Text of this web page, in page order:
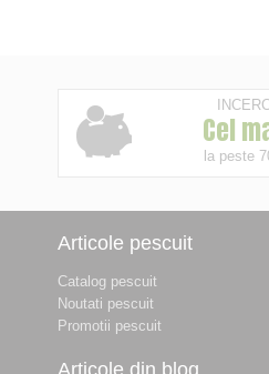
Cel
la peste
Articole pescuit
Catalog pescuit
Noutati pescuit
Promotii pescuit
Articole din blog